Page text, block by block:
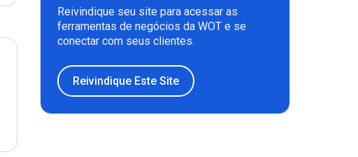
Reivindique seu site para acessar as
ferramentas de negócios da WOT e se
conectar com seus clientes.
Reivindique Este Site